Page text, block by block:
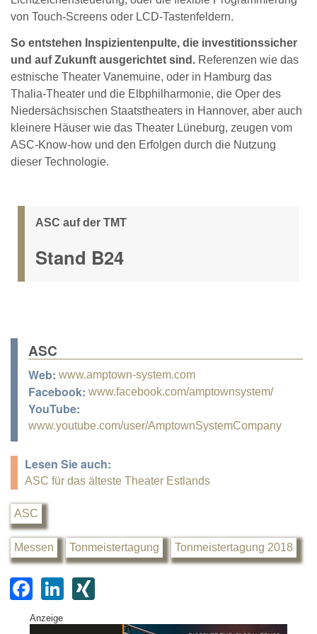
von Touch-Screens oder LCD-Tastenfeldern.
So entstehen Inspizientenpulte, die investitionssicher
und auf Zukunft ausgerichtet sind. Referenzen wie das
estnische Theater Vanemuine, oder in Hamburg das
Thalia-Theater und die Elbphilharmonie, die Oper des
Niedersächsischen Staatstheaters in Hannover, aber auch
kleinere Häuser wie das Theater Lüneburg, zeugen vom
ASC-Know-how und den Erfolgen durch die Nutzung
dieser Technologie.
ASC auf der TMT
Stand B24
ASC
Web: www.amptown-system.com
Facebook: www.facebook.com/amptownsystem/
YouTube:
www.youtube.com/user/AmptownSystemCompany
Lesen Sie auch:
ASC für das älteste Theater Estlands
ASC
Messen Tonmeistertagung Tonmeistertagung 2018
F
a
Li
Anzeige